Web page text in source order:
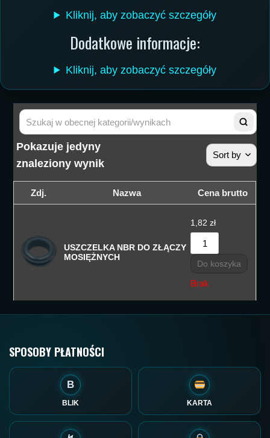
Kliknij, aby zobaczyć szczegóły
Dodatkowe informacje:
Kliknij, aby zobaczyć szczegóły
Pokazuje jedyny
znaleziony wynik
Sort by
Sortuj
Sortuj
Sortuj od
Sortuj po
Zdj. Nazwa Cena brutto
USZCZELKA NBR DO ZŁĄCZY
MOSIĘŻNYCH
1,82 zł
Do koszyka
Brak
SPOSOBY PŁATNOŚCI
B
BLIK KARTA